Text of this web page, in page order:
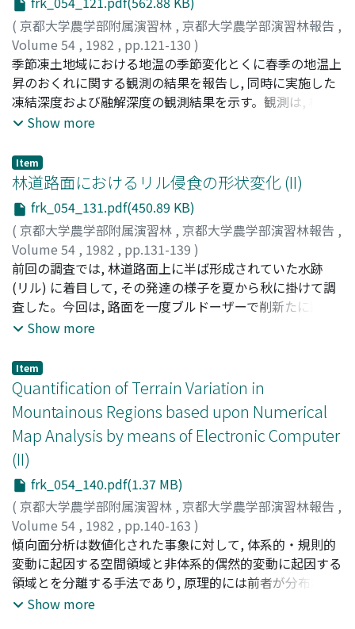
economics.
に伴って増加し, 融雪量は逆に減少する傾向が認められ
た。地域内の積雪水量は, 高度に伴って増加し, その高度分
布を直線で近似した時, 直線の勾配は時間の経過とともに
増加した。琵琶湖西北, 北部山地, 石川県宝達川において,
山麓部の積雪水量が最大となる2月 - 3月上旬の積雪水量の
高度分布直線の勾配は, 井上ら (1979) が示した, 海岸から
の距離との関係に近い値をとることがわかった。梁ヶ谷と
積雪の全層平均密度と経過日数の関係を用いて積雪水量を
推定し, 積雪水量の高度分布直線を求めた結果, 直線の勾配
は, 梁ヶ谷よりも大きく, 比良山地においても, 海岸からの
距離が長くなるにつれて高度分布直線の勾配が小さくなる
ことがわかった。
( 京都大学農学部附属演習林 , 京都大学農学部演習林報告 ,
Volume 54 , 1982 , pp.121-130 )
竹内, 典之;Takeuchi, Michiyuki;タケウチ, ミチユキ
季節凍土地域における地温の季節変化とくに春季の地温上
昇のおくれに関する観測の結果を報告し, 同時に実施した
凍結深度および融解深度の観測結果を示す。観測は, 根釧
内陸部 (東北海道) の標茶町に所在する京都大学農学部附
件は, 1979年11月 - 1980年6月の場合は降雪ごとに除雪を
行い, 1980年11月 - 1981年5月には自然積雪条件である。
観測結果を要約すると以下のとおりである。1) 観測期間
中の地温の変化は, 地温の垂直分布の型や変化の緩急から,
(1) 向寒期, (2) 凍結進行期, (3) 融解進行期および (4) 向暑
期の4季に分けることができる。2) 向寒期は, 11月末ある
いは12月初旬に季節凍土が形成されはじめるまでの期間
で, 地表面を通して熱が外部に向って放出され, 地温が急速
に低下する。3) 凍結進行期は, いわゆる厳寒期にあたり,
向寒期と同様に地表面を通して熱が外部に奪われる時期で
間げき水) の凍結に伴って発生する多量の熱のために, 向寒
期に比べると地温の低下速度が小さくなる。4) 融解進行
期は, 雪面あるいは地表面での熱収支が向寒期や凍結進行
期とは逆転し, 融雪あるいは凍土の融解がすすむ期間であ
る。積雪 (多雪) 地域では根雪の終日以降急激に地温が上
昇を始めるのに反して, 季節凍土地域では消雪後もおそく
まで地中に凍土層が残存し, 凍土層の融解には多量の熱が
融解熱として消費されるために, 地中の凍土層が完全に消
失するまでは地温の上昇が緩慢である。5) 向暑期は, 季節
凍土の終日直後の急激な地温上昇によって融解進行期とは
明確に画され, 盛夏に向って地下深くまで地温が一斉に上
昇する時期である。
Show more
Item
林道路面におけるリル侵食の形状変化 (II)
frk_054_131.pdf(450.89 KB)
( 京都大学農学部附属演習林 , 京都大学農学部演習林報告 ,
Volume 54 , 1982 , pp.131-139 )
藤井, 禧雄;古谷, 士郎;酒井, 徹朗;佐々木, 功;Fujii,
Yoshio ;Furutani, Shiroo;Sakai, Tetsuroo;Sasaki, Isao;
フジイ, ヨシオ;フルタニ, シロウ ;サカイ, テツロウ;
キ, イサオ
前回の調査では, 林道路面上に半ば形成されていた水跡
(リル) に着目して, その発達の様子を夏から秋に掛けて調
査した。今回は, 路面を一度ブルドーザーで削新たに路面
を造成した段階から, どのようにリルが形成され, 発達して
Show more
Item
Quantification of Terrain Variation in
Mountainous Regions based upon Numerical
Map Analysis by means of Electronic Computer
(II)
frk_054_140.pdf(1.37 MB)
( 京都大学農学部附属演習林 , 京都大学農学部演習林報告 ,
Volume 54 , 1982 , pp.140-163 )
Shiba, Masami;Yamamoto, Toshiaki;Sasaki, Isao;芝, 正
己;山本, 俊明;佐々木, 功;シバタ, マサミ;ヤマモト, トシ
アキ;ササキ, イサオ
傾向面分析は数値化された事象に対して, 体系的・規則的
変動に起因する空間領域と非体系的偶然的変動に起因する
領域とを分離する手法であり, 原理的には前者が分布数値
の全域的成分を示す傾向面で, 後者が局地的成分を示す残
Show more